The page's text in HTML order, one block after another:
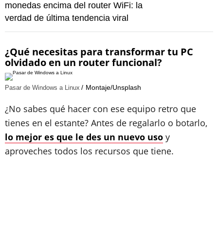
monedas encima del router WiFi: la
verdad de última tendencia viral
¿Qué necesitas para transformar tu PC
olvidado en un router funcional?
Pasar de Windows a Linux Montaje/Unsplash
¿No sabes qué hacer con ese equipo retro que
tienes en el estante? Antes de regalarlo o botarlo,
lo mejor es que le des un nuevo uso y
aproveches todos los recursos que tiene.